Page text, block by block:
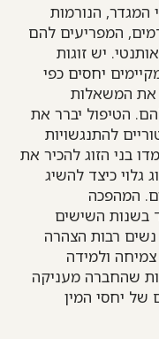
המגדר, הנורמות
המפריעים להם
יש זוגות
יחסים כפי
המשאלות
הטיפול יברר את
להתנגשויות
בני הזוג להכיר את
גלוי כיצד להשיג
המהפכה
בשנות השישים
נשים רבות הצהרה
ולמידה
שהחברה מעניקה
של יחסי המין